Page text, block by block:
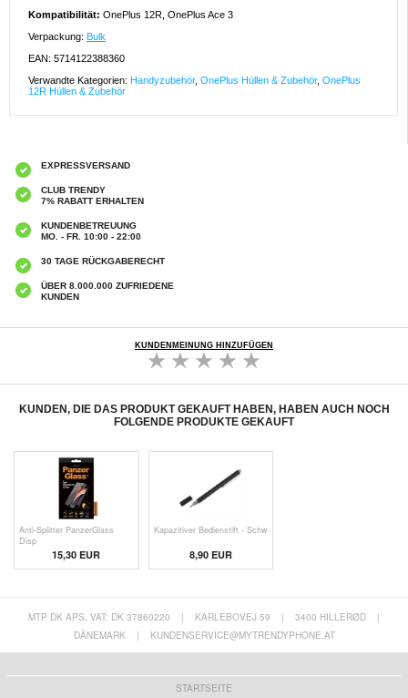
Kompatibilität: OnePlus 12R, OnePlus Ace 3
Verpackung: Bulk
EAN: 5714122388360
Verwandte Kategorien: Handyzubehör, OnePlus Hüllen & Zubehör, OnePlus
12R Hüllen & Zubehör
EXPRESSVERSAND
CLUB TRENDY
7% RABATT ERHALTEN
KUNDENBETREUUNG
MO. - FR. 10:00 - 22:00
30 TAGE RÜCKGABERECHT
ÜBER 8.000.000 ZUFRIEDENE
KUNDEN
KUNDENMEINUNG HINZUFÜGEN
KUNDEN, DIE DAS PRODUKT GEKAUFT HABEN, HABEN AUCH NOCH
FOLGENDE PRODUKTE GEKAUFT
Anti-Splitter PanzerGlass
Disp
15,30 EUR
Kapazitiver Bedienstift - Schw
8,90 EUR
MTP DK APS, VAT: DK 37860220 | KARLEBOVEJ 59 | 3400 HILLERØD
|
DÄNEMARK
| KUNDENSERVICE@MYTRENDYPHONE.AT
STARTSEITE